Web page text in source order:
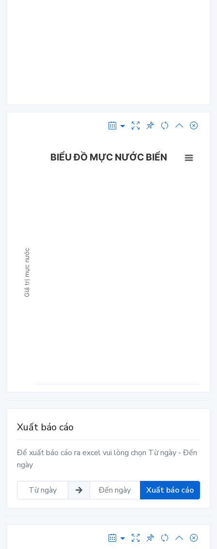
Giá trị mực nước
BIỂU ĐỒ MỰC NƯỚC BIỂN
Xuất báo cáo
Để xuất báo cáo ra excel vui lòng chọn Từ ngày - Đến
ngày
Xuất báo cáo